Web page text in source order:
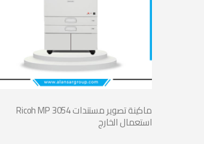
Ricoh MP 3054 ماكينة تصوير مستندات
استعمال الخارج